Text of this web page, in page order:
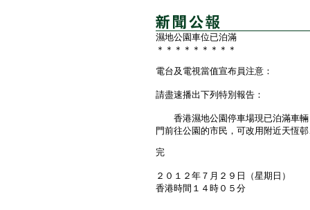
濕地公園車位已泊滿
＊＊＊＊＊＊＊＊＊
電台及電視當值宣布員注意：
請盡速播出下列特別報告：
香港濕地公園停車場現已泊滿車輛
門前往公園的市民，可改用附近天恆
完
２０１２年７月２９日（星期日）
香港時間１４時０５分